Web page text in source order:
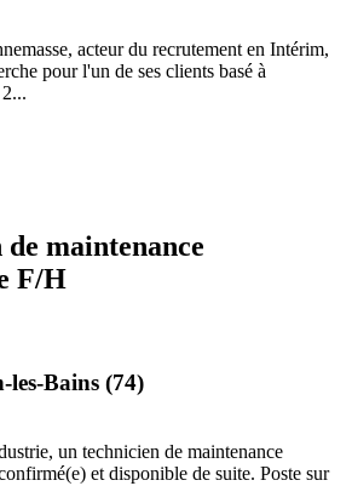
acteur du recrutement en Intérim,
pour l'un de ses clients basé à
maintenance
F/H
les-Bains (74)
un technicien de maintenance
et disponible de suite. Poste sur